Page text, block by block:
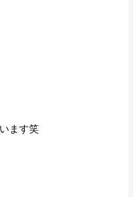
ます笑